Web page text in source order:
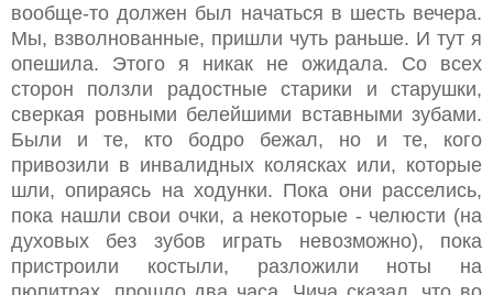
вообще-то должен был начаться в шесть вечера.
Мы, взволнованные, пришли чуть раньше. И тут я
опешила. Этого я никак не ожидала. Со всех
сторон ползли радостные старики и старушки,
сверкая ровными белейшими вставными зубами.
Были и те, кто бодро бежал, но и те, кого
привозили в инвалидных колясках или, которые
шли, опираясь на ходунки. Пока они расселись,
пока нашли свои очки, а некоторые - челюсти (на
духовых без зубов играть невозможно), пока
пристроили костыли, разложили ноты на